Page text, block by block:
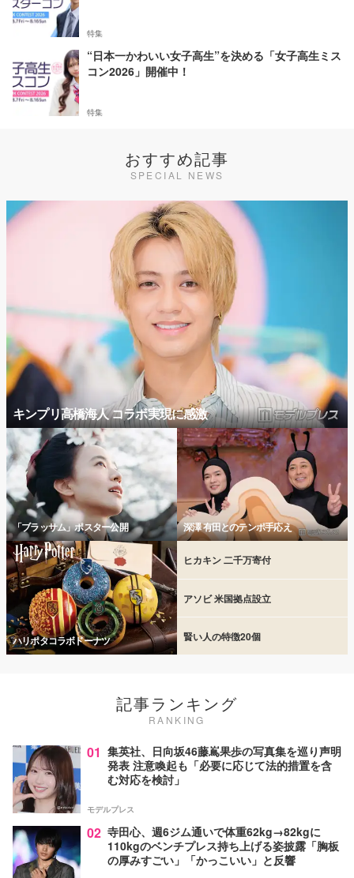
特集
“日本一かわいい女子高生”を決める「女子高生ミス
コン2026」開催中！
特集
おすすめ記事
SPECIAL NEWS
キンプリ高橋海人 コラボ実現に感激
「ブラッサム」ポスター公開 深澤 有田とのテンポ手応え
ハリポタコラボドーナツ
ヒカキン 二千万寄付
アソビ 米国拠点設立
賢い人の特徴20個
記事ランキング
RANKING
01 集英社、日向坂46藤嶌果歩の写真集を巡り声明
発表 注意喚起も「必要に応じて法的措置を含
む対応を検討」
モデルプレス
02 寺田心、週6ジム通いで体重62kg→82kgに
110kgのベンチプレス持ち上げる姿披露「胸板
の厚みすごい」「かっこいい」と反響